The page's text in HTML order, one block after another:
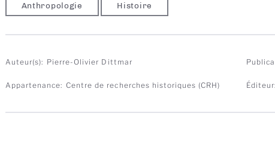
Anthropologie Histoire
Auteur(s) Pierre-Olivier Dittmar
Appartenance Centre de recherches historiques (CRH) Éditeur